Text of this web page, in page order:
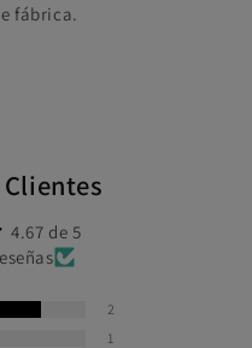
fábrica.
4.67 de 5
2
1